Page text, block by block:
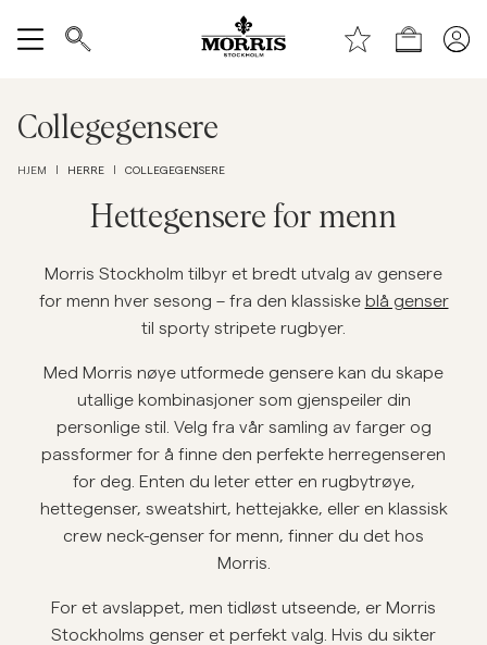
Handle
SALG
Tilbehør
Bukser
Blazer
Dresser
Overshirts
Collegegensere
HJEM HERRE COLLEGEGENSERE
Hettegensere for menn
Morris Stockholm tilbyr et bredt utvalg av gensere
for menn hver sesong – fra den klassiske blå genser
til sporty stripete rugbyer.
Med Morris nøye utformede gensere kan du skape
utallige kombinasjoner som gjenspeiler din
personlige stil. Velg fra vår samling av farger og
passformer for å finne den perfekte herregenseren
for deg. Enten du leter etter en rugbytrøye,
hettegenser, sweatshirt, hettejakke, eller en klassisk
crew neck-genser for menn, finner du det hos
Morris.
For et avslappet, men tidløst utseende, er Morris
Stockholms genser et perfekt valg. Hvis du sikter